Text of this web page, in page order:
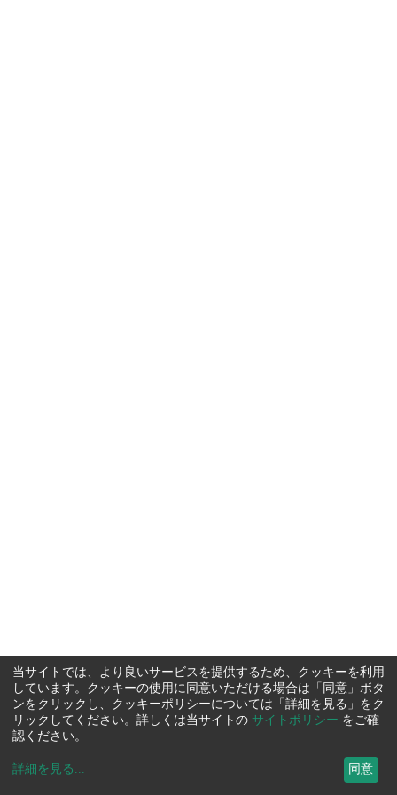
当サイトでは、より良いサービスを提供するため、クッキーを利用
しています。クッキーの使用に同意いただける場合は「同意」ボタ
ンをクリックし、クッキーポリシーについては「詳細を見る」をク
リックしてください。詳しくは当サイトの サイトポリシー をご確
認ください。
詳細を見る ... 同意